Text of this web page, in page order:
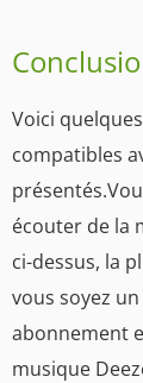
Voici
compatibles
écouter de la
ci-dessus, la
vous soyez
abonnement
musique